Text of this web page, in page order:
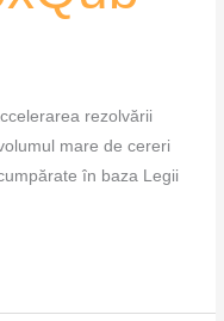
rezolvării
mare de cereri
în baza Legii